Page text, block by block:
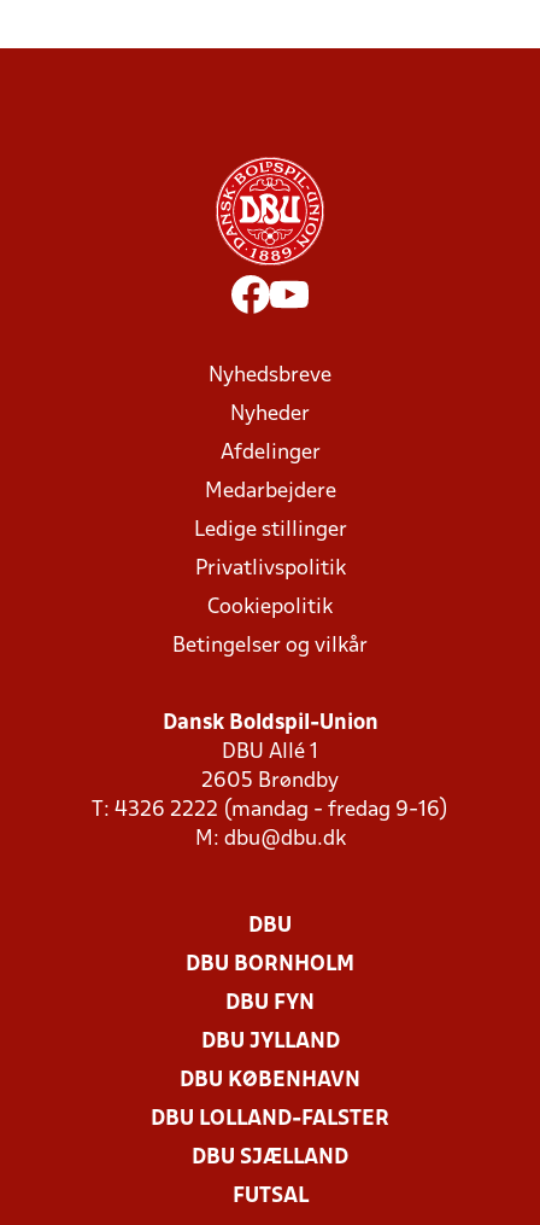
Nyhedsbreve
Nyheder
Afdelinger
Medarbejdere
Ledige stillinger
Privatlivspolitik
Cookiepolitik
Betingelser og vilkår
Dansk Boldspil-Union
DBU Allé 1
2605 Brøndby
T: 4326 2222 (mandag - fredag 9-16)
M: dbu@dbu.dk
DBU
DBU BORNHOLM
DBU FYN
DBU JYLLAND
DBU KØBENHAVN
DBU LOLLAND-FALSTER
DBU SJÆLLAND
FUTSAL